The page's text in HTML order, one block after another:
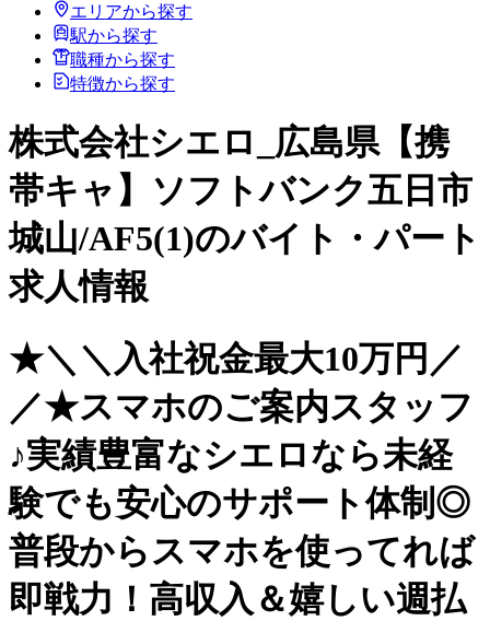
エリアから探す
駅から探す
職種から探す
特徴から探す
株式会社シエロ_広島県【携
帯キャ】ソフトバンク五日市
城山/AF5(1)のバイト・パート
求人情報
★＼＼入社祝金最大10万円／
／★スマホのご案内スタッフ
♪実績豊富なシエロなら未経
験でも安心のサポート体制◎
普段からスマホを使ってれば
即戦力！高収入＆嬉しい週払